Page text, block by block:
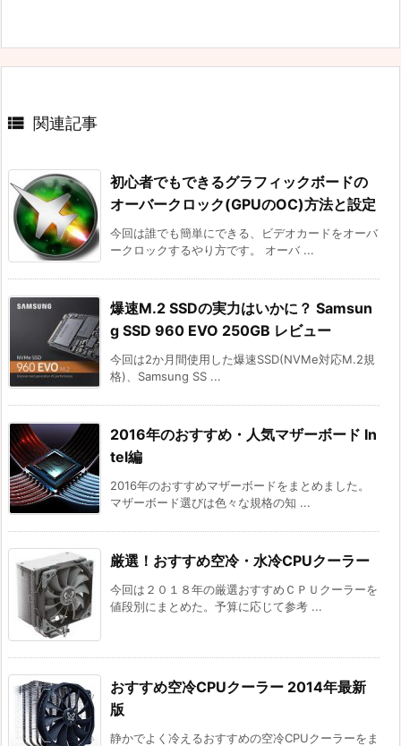
 関連記事
初心者でもできるグラフィックボードの
オーバークロック(GPUのOC)方法と設定
今回は誰でも簡単にできる、ビデオカードをオーバ
ークロックするやり方です。 オーバ ...
爆速M.2 SSDの実力はいかに？ Samsun
g SSD 960 EVO 250GB レビュー
今回は2か月間使用した爆速SSD(NVMe対応M.2規
格)、Samsung SS ...
2016年のおすすめ・人気マザーボード In
tel編
2016年のおすすめマザーボードをまとめました。
マザーボード選びは色々な規格の知 ...
厳選！おすすめ空冷・水冷CPUクーラー
今回は２０１８年の厳選おすすめＣＰＵクーラーを
値段別にまとめた。予算に応じて参考 ...
おすすめ空冷CPUクーラー 2014年最新
版
静かでよく冷えるおすすめの空冷CPUクーラーをま